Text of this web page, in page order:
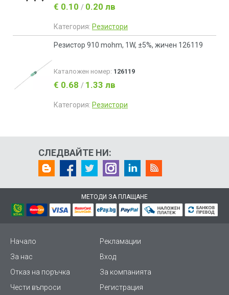
€ 0.10 / 0.20 лв
Категория: Резистори
Резистор 910 mohm, 1W, ±5%, жичен 126119
Каталожен номер: 126119
€ 0.68 / 1.33 лв
Категория: Резистори
СЛЕДВАЙТЕ НИ:
МЕТОДИ ЗА ПЛАЩАНЕ
Начало
Рекламации
За нас
Вход
Отказ на поръчка
За компанията
Чести въпроси
Регистрация